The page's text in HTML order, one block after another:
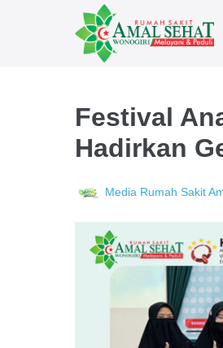
Festival
Hadirkan
Media Rumah Sakit